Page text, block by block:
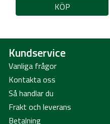
KÖP
Kundservice
Vanliga frågor
Kontakta oss
Så handlar du
Frakt och leverans
Betalning